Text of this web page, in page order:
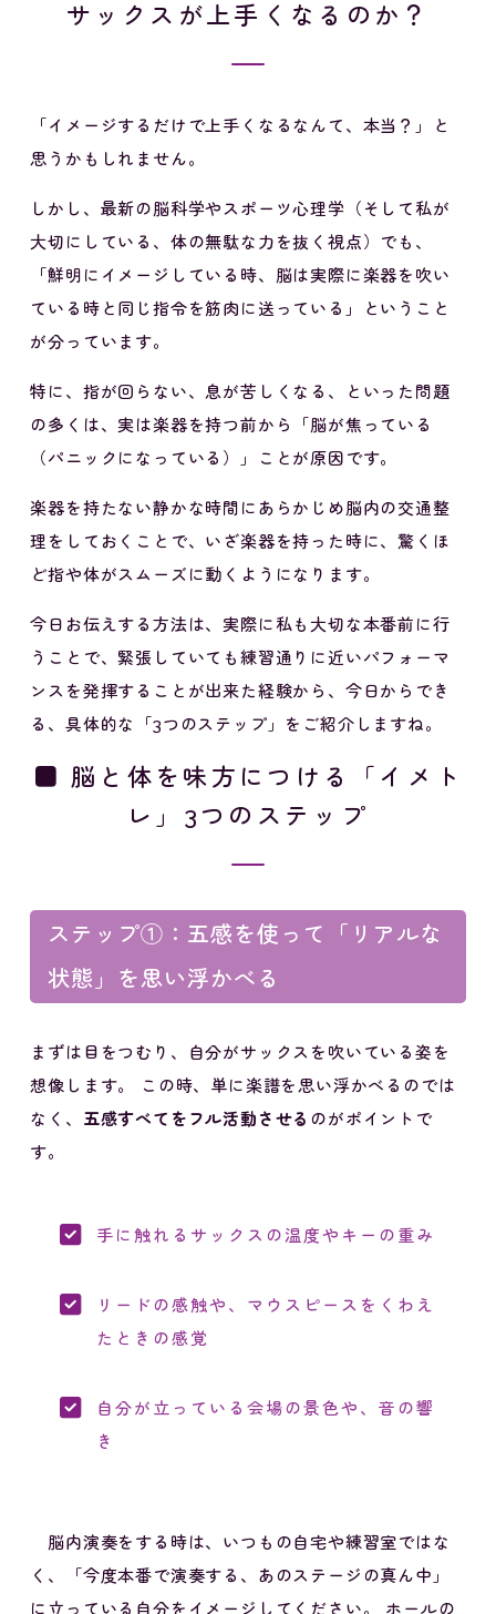
サックスが上手くなるのか？
「イメージするだけで上手くなるなんて、本当？」と
思うかもしれません。
しかし、最新の脳科学やスポーツ心理学（そして私が
大切にしている、体の無駄な力を抜く視点）でも、
「鮮明にイメージしている時、脳は実際に楽器を吹い
ている時と同じ指令を筋肉に送っている」ということ
が分っています。
特に、指が回らない、息が苦しくなる、といった問題
の多くは、実は楽器を持つ前から「脳が焦っている
（パニックになっている）」ことが原因です。
楽器を持たない静かな時間にあらかじめ脳内の交通整
理をしておくことで、いざ楽器を持った時に、驚くほ
ど指や体がスムーズに動くようになります。
今日お伝えする方法は、実際に私も大切な本番前に行
うことで、緊張していても練習通りに近いパフォーマ
ンスを発揮することが出来た経験から、今日からでき
る、具体的な「3つのステップ」をご紹介しますね。
■ 脳と体を味方につける「イメト
レ」3つのステップ
ステップ①：五感を使って「リアルな
状態」を思い浮かべる
まずは目をつむり、自分がサックスを吹いている姿を
想像します。 この時、単に楽譜を思い浮かべるのでは
なく、 五感すべてをフル活動させる のがポイントで
す。
手に触れるサックスの温度やキーの重み
リードの感触や、マウスピースをくわえ
たときの感覚
自分が立っている会場の景色や、音の響
き
脳内演奏をする時は、いつもの自宅や練習室ではな
く、「今度本番で演奏する、あのステージの真ん中」
に立っている自分をイメージしてください。 ホールの